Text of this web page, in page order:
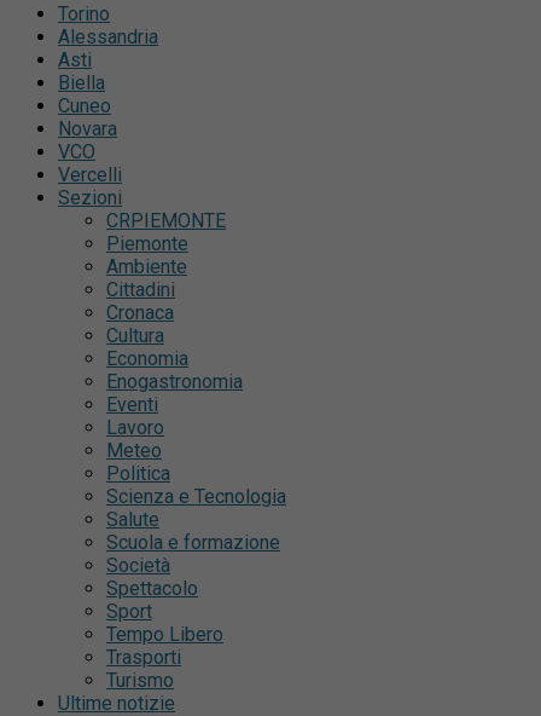
Torino
Alessandria
Asti
Biella
Cuneo
Novara
VCO
Vercelli
Sezioni
CRPIEMONTE
Piemonte
Ambiente
Cittadini
Cronaca
Cultura
Economia
Enogastronomia
Eventi
Lavoro
Meteo
Politica
Scienza e Tecnologia
Salute
Scuola e formazione
Società
Spettacolo
Sport
Tempo Libero
Trasporti
Turismo
Ultime notizie